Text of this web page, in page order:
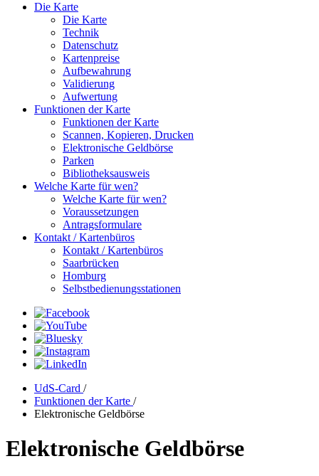
Die Karte
Die Karte
Technik
Datenschutz
Kartenpreise
Aufbewahrung
Validierung
Aufwertung
Funktionen der Karte
Funktionen der Karte
Scannen, Kopieren, Drucken
Elektronische Geldbörse
Parken
Bibliotheksausweis
Welche Karte für wen?
Welche Karte für wen?
Voraussetzungen
Antragsformulare
Kontakt / Kartenbüros
Kontakt / Kartenbüros
Saarbrücken
Homburg
Selbstbedienungsstationen
UdS-Card /
Funktionen der Karte /
Elektronische Geldbörse
Elektronische Geldbörse